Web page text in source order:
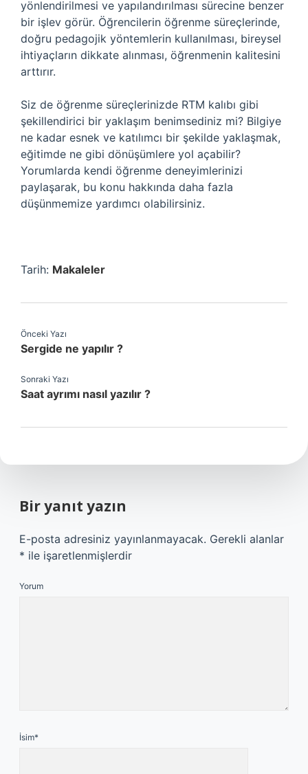
yönlendirilmesi ve yapılandırılması sürecine benzer
bir işlev görür. Öğrencilerin öğrenme süreçlerinde,
doğru pedagojik yöntemlerin kullanılması, bireysel
ihtiyaçların dikkate alınması, öğrenmenin kalitesini
arttırır.
Siz de öğrenme süreçlerinizde RTM kalıbı gibi
şekillendirici bir yaklaşım benimsediniz mi? Bilgiye
ne kadar esnek ve katılımcı bir şekilde yaklaşmak,
eğitimde ne gibi dönüşümlere yol açabilir?
Yorumlarda kendi öğrenme deneyimlerinizi
paylaşarak, bu konu hakkında daha fazla
düşünmemize yardımcı olabilirsiniz.
Tarih: Makaleler
Önceki Yazı
Sergide ne yapılır ?
Sonraki Yazı
Saat ayrımı nasıl yazılır ?
Bir yanıt yazın
E-posta adresiniz yayınlanmayacak. Gerekli alanlar
* ile işaretlenmişlerdir
Yorum
İsim*